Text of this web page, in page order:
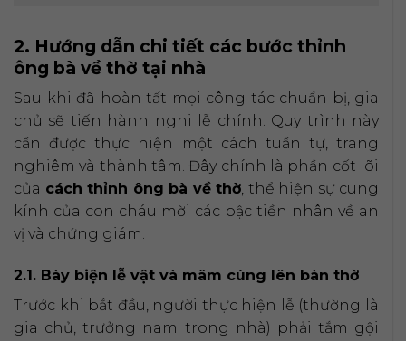
2. Hướng dẫn chi tiết các bước thỉnh
ông bà về thờ tại nhà
Sau khi đã hoàn tất mọi công tác chuẩn bị, gia
chủ sẽ tiến hành nghi lễ chính. Quy trình này
cần được thực hiện một cách tuần tự, trang
nghiêm và thành tâm. Đây chính là phần cốt lõi
của cách thỉnh ông bà về thờ, thể hiện sự cung
kính của con cháu mời các bậc tiền nhân về an
vị và chứng giám.
2.1. Bày biện lễ vật và mâm cúng lên bàn thờ
Trước khi bắt đầu, người thực hiện lễ (thường là
gia chủ, trưởng nam trong nhà) phải tắm gội